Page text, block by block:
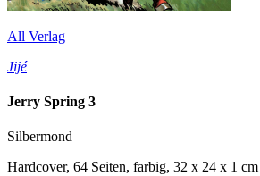
All Verlag
Jijé
Jerry Spring 3
Silbermond
Hardcover, 64 Seiten, farbig, 32 x 24 x 1 cm